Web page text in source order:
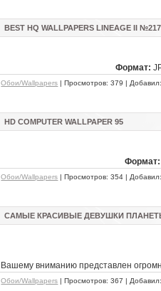
BEST HQ WALLPAPERS LINEAGE II №217
Формат:
Обои/Wallpapers | Просмотров: 379 |
HD COMPUTER WALLPAPER 95
Формат:
Обои/Wallpapers | Просмотров: 354 |
САМЫЕ КРАСИВЫЕ ДЕВУШКИ
Вашему вниманию представлен
Обои/Wallpapers | Просмотров: 367 |